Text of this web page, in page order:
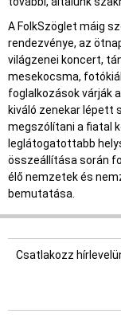
A FolkSzöglet máig
rendezvénye, az
világzenei koncert,
mesekocsma,
foglalkozások várják
kiváló zenekar lépett
megszólítani a fiatal
leglátogatottabb
összeállítása során
élő nemzetek és
bemutatása.
Csatlakozz